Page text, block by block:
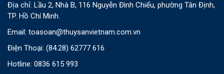
Địa chỉ: Lầu 2, Nhà B, 116 Nguyễn Đình Chiểu, phường Tân Định,
TP. Hồ Chí Minh.
Email: toasoan@thuysanvietnam.com.vn
Điện Thoại: (84.28) 62777 616
Hotline: 0836 615 993